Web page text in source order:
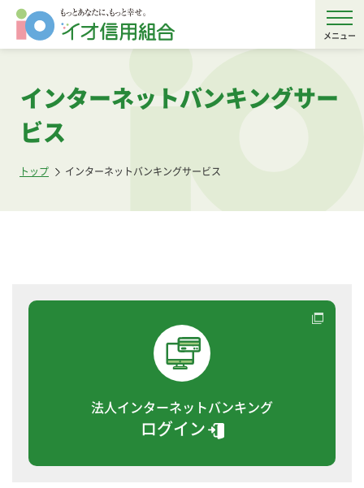
メニュー
インターネットバンキングサー
ビス
トップ インターネットバンキングサービス
法人インターネットバンキング
ログイン